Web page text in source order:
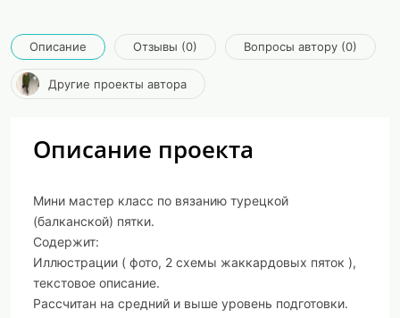
Описание Отзывы (0) Вопросы автору (0)
Другие проекты автора
Описание проекта
Мини мастер класс по вязанию турецкой
(балканской) пятки.
Содержит:
Иллюстрации ( фото, 2 схемы жаккардовых пяток ),
текстовое описание.
Рассчитан на средний и выше уровень подготовки.